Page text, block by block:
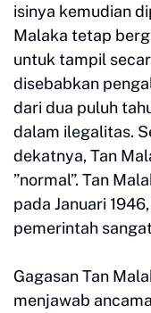
isinya kemudian
Malaka tetap
untuk tampil
disebabkan
dari dua puluh
dalam ilegalitas.
dekatnya, Tan
”normal”. Tan
pada Januari
pemerintah
Gagasan Tan
menjawab